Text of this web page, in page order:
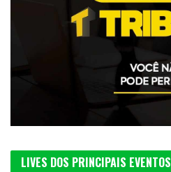
LIVES DOS PRINCIPAIS EVENTOS